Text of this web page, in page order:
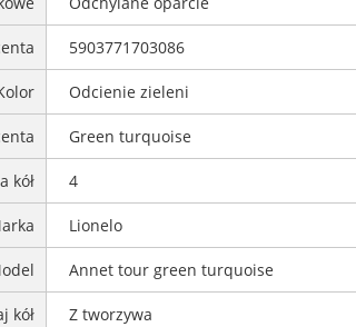
5903771703086
Odcienie zieleni
Green turquoise
kół 4
Lionelo
Annet tour green turquoise
kół Z tworzywa